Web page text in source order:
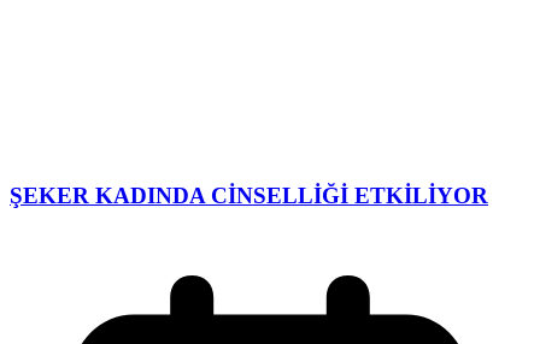
ŞEKER KADINDA CİNSELLİĞİ ETKİLİYOR